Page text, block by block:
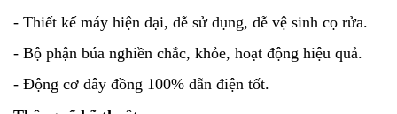
- Thiết kế máy hiện đại, dễ sử dụng, dễ vệ sinh cọ rửa.
- Bộ phận búa nghiền chắc, khỏe, hoạt động hiệu quả.
- Động cơ dây đồng 100% dẫn điện tốt.